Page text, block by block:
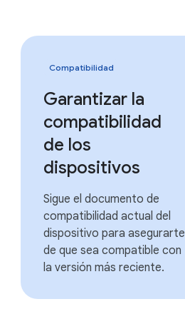
Compatibilidad
Garantizar la
compatibilidad
de los
dispositivos
Sigue el documento de
compatibilidad actual del
dispositivo para asegurarte
de que sea compatible con
la versión más reciente.